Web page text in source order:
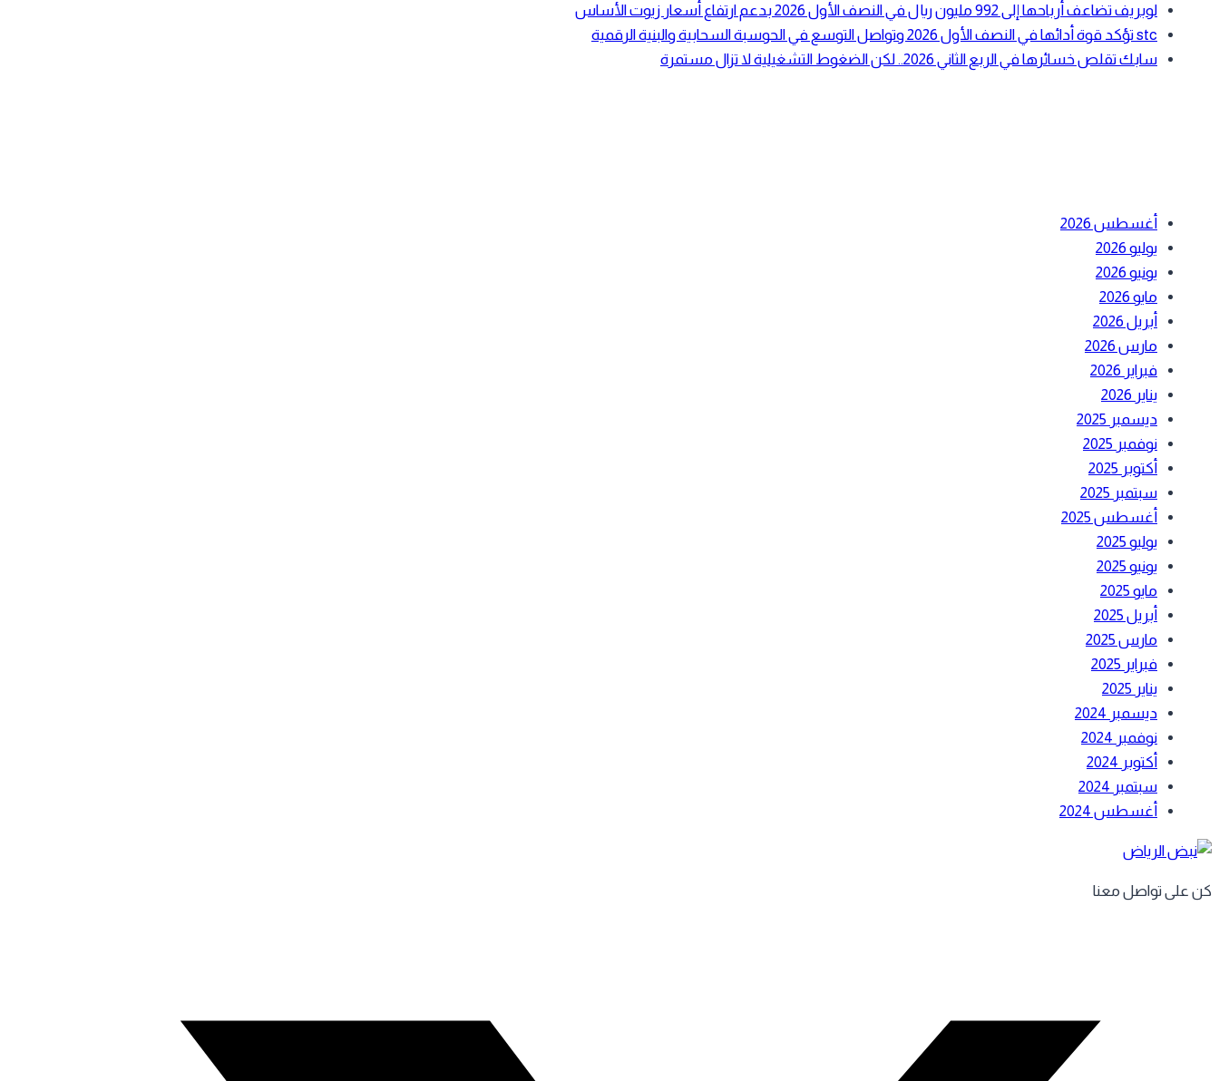
لوبريف تضاعف أرباحها إلى 992 مليون ريال في النصف الأول 2026 بدعم ارتفاع أسعار زيوت الأساس
stc تؤكد قوة أدائها في النصف الأول 2026 وتواصل التوسع في الحوسبة السحابية والبنية الرقمية
سابك تقلص خسائرها في الربع الثاني 2026.. لكن الضغوط التشغيلية لا تزال مستمرة
أغسطس 2026
يوليو 2026
يونيو 2026
مايو 2026
أبريل 2026
مارس 2026
فبراير 2026
يناير 2026
ديسمبر 2025
نوفمبر 2025
أكتوبر 2025
سبتمبر 2025
أغسطس 2025
يوليو 2025
يونيو 2025
مايو 2025
أبريل 2025
مارس 2025
فبراير 2025
يناير 2025
ديسمبر 2024
نوفمبر 2024
أكتوبر 2024
سبتمبر 2024
أغسطس 2024
كن على تواصل معنا